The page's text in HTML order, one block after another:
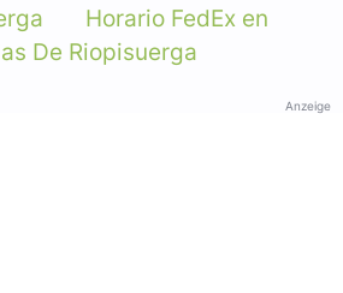
Horario FedEx en
De Riopisuerga
Anzeige